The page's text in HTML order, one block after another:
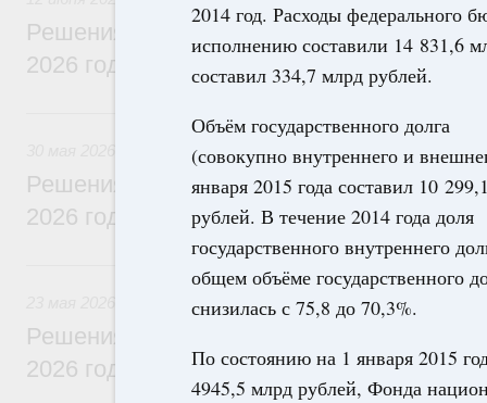
2014 год. Расходы федерального
исполнению составили 14 831,6
составил 334,7 млрд рублей.
Объём государственного долга
(совокупно внутреннего и
января 2015 года составил 10
рублей. В течение 2014 года доля
государственного внутреннего
общем объёме государственного
снизилась с 75,8 до 70,3%.
По состоянию на 1 января 2015
4945,5 млрд рублей, Фонда
Решения, принятые на заседании
2026 года
Решения, принятые на заседании
2026 года
23 мая, суббота
Решения, принятые на заседании
2026 года